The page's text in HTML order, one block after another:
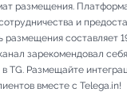
размещения.
и
размещения составляет
зарекомендовал
TG. Размещайте
вместе с Telega.in!